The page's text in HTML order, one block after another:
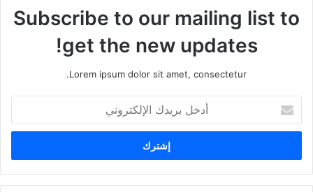
Subscribe to our mailing list to
get the new updates!
Lorem ipsum dolor sit amet, consectetur.
بريدك
الإلكتروني